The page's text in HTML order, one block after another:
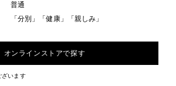
普通
「分別」「健康」「親しみ」
オンラインストアで探す
ざいます